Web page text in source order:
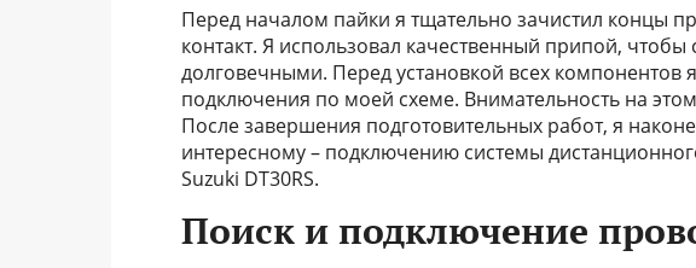
Перед началом пайки я тщательно зачистил концы
контакт. Я использовал качественный припой,
долговечными. Перед установкой всех компонентов
подключения по моей схеме. Внимательность на этом
После завершения подготовительных работ, я
интересному – подключению системы
Suzuki DT30RS.
Поиск и подключение